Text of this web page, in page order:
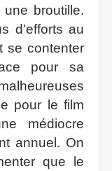
broutille.
d'efforts au
se contenter
pour sa
pour le film
médiocre
annuel. On
que le